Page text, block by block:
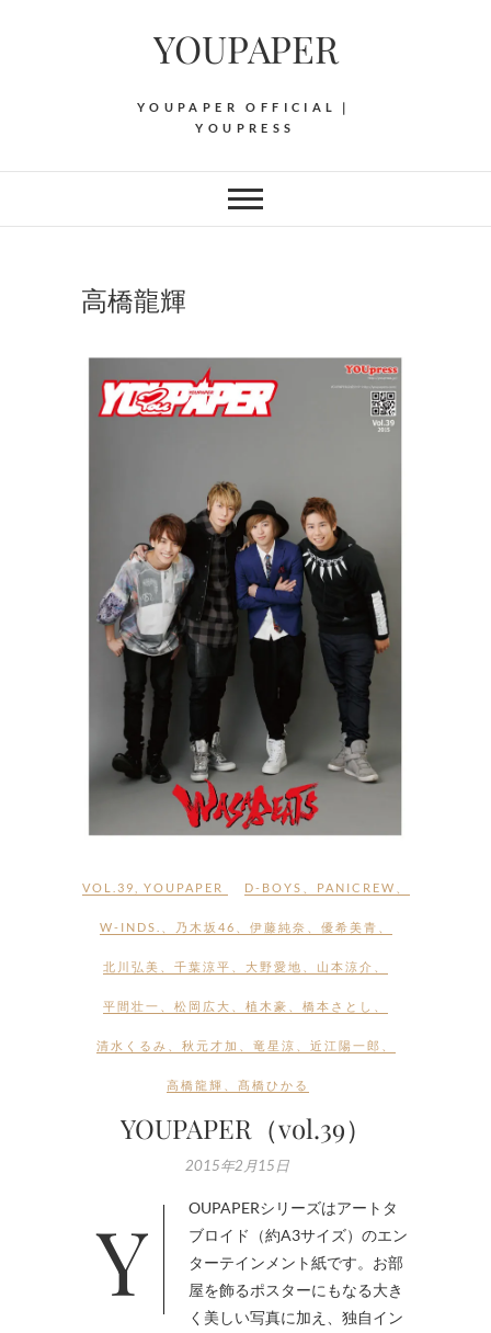
YOUPAPER
YOUPAPER OFFICIAL｜
YOUPRESS
高橋龍輝
VOL.39 YOUPAPER D-BOYS PANICREW
W-INDS. 乃木坂46 伊藤純奈 優希美青
北川弘美 千葉涼平 大野愛地 山本涼介
平間壮一 松岡広大 植木豪 橋本さとし
清水くるみ 秋元才加 竜星涼 近江陽一郎
高橋龍輝 髙橋ひかる
YOUPAPER（vol.39）
2015年2月15日
YOUPAPERシリーズはアートタ
ブロイド（約A3サイズ）のエン
ターテインメント紙です。お部
屋を飾るポスターにもなる大き
く美しい写真に加え、独自イン